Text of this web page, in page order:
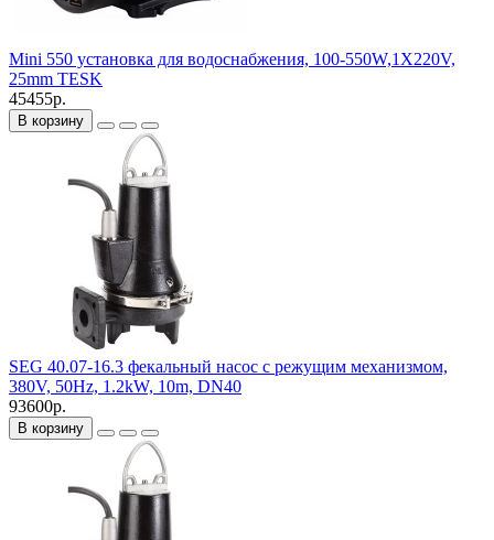
Mini 550 установка для водоснабжения, 100-550W,1X220V,
25mm TESK
45455р.
В корзину
SEG 40.07-16.3 фекальный насос с режущим механизмом,
380V, 50Hz, 1.2kW, 10m, DN40
93600р.
В корзину